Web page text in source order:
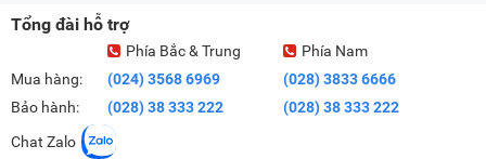
Hướng dẫn chọn mua máy khoan từ phù hợp
Bảng báo giá máy khoan từ
Máy khoan từ là gì?
Tổng đài hỗ trợ
Mua hàng:
Bảo hành:
Phía Bắc & Trung
(024) 3568 6969
(028) 38 333 222
Phía Nam
(028) 3833 6666
(028) 38 333 222
Chat Zalo